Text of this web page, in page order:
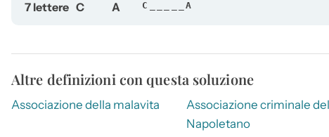
7 lettere C A C_____A
Altre definizioni con questa soluzione
Associazione della malavita
Associazione criminale del
Napoletano